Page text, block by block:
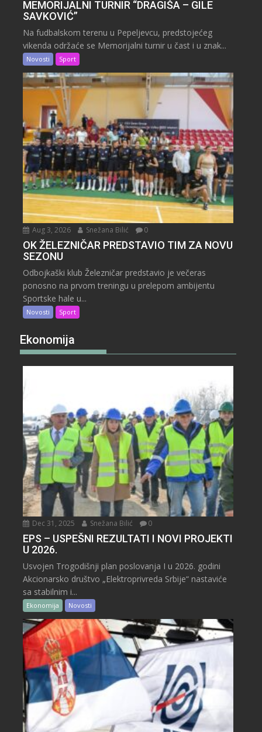
MEMORIJALNI TURNIR “DRAGIŠA – GILE
SAVKOVIĆ”
Na fudbalskom terenu u Pepeljevcu, predstojećeg
vikenda održaće se Memorijalni turnir u čast i u znak...
Novosti Sport
Aug 3, 2026 Snežana Bilić 0
OK ŽELEZNIČAR PREDSTAVIO TIM ZA NOVU
SEZONU
Odbojkaški klub Železničar predstavio je večeras
ponosno na prvom treningu u prelepom ambijentu
Sportske hale u...
Novosti Sport
Ekonomija
Dec 31, 2025 Snežana Bilić 0
EPS – USPEŠNI REZULTATI I NOVI PROJEKTI
U 2026.
Usvojen Trogodišnji plan poslovanja I u 2026. godini
Akcionarsko društvo „Elektroprivreda Srbije“ nastaviće
sa stabilnim i...
Ekonomija Novosti